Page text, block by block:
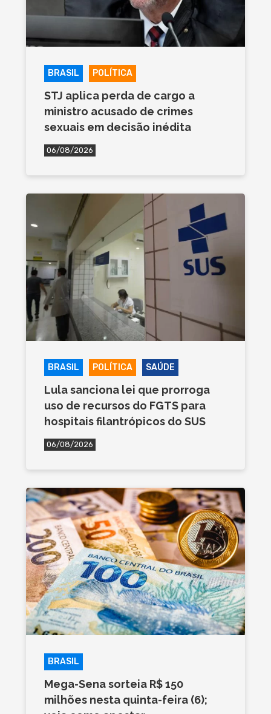
BRASIL POLÍTICA
STJ aplica perda de cargo a
ministro acusado de crimes
sexuais em decisão inédita
06/08/2026
BRASIL POLÍTICA SAÚDE
Lula sanciona lei que prorroga
uso de recursos do FGTS para
hospitais filantrópicos do SUS
06/08/2026
BRASIL
Mega-Sena sorteia R$ 150
milhões nesta quinta-feira (6);